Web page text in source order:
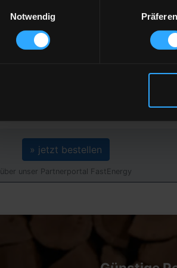
Notwendig131,75 €
inkl. 19 % MwSt. und Lieferung
» jetzt bestellen
über unser Partnerportal FastEnergy